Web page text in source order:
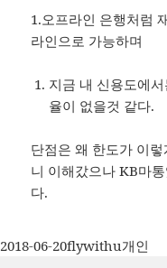
1.오프라인 은행처럼
라인으로 가능하며
지금 내 신용도에
율이 없을것 같다.
단점은 왜 한도가 이
니 이해갔으나 KB마
다.
작
2018-06-20글
flywithu카
개인